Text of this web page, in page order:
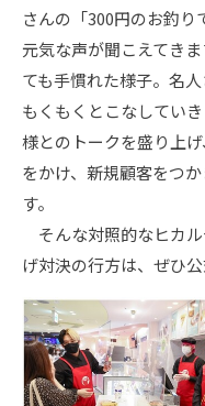
さんの「300円のお釣り
元気な声が聞こえてき
ても手慣れた様子。名
もくもくとこなしてい
様とのトークを盛り上
をかけ、新規顧客をつ
す。
そんな対照的なヒカ
げ対決の行方は、ぜひ